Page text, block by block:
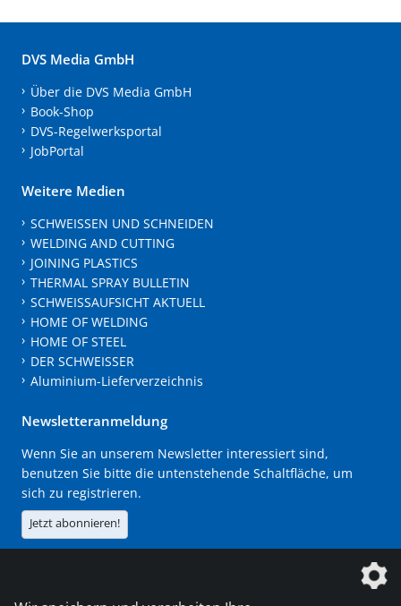
DVS Media GmbH
Über die DVS Media GmbH
Book-Shop
DVS-Regelwerksportal
JobPortal
Weitere Medien
SCHWEISSEN UND SCHNEIDEN
WELDING AND CUTTING
JOINING PLASTICS
THERMAL SPRAY BULLETIN
SCHWEISSAUFSICHT AKTUELL
HOME OF WELDING
HOME OF STEEL
DER SCHWEISSER
Aluminium-Lieferverzeichnis
Newsletteranmeldung
Wenn Sie an unserem Newsletter interessiert sind,
benutzen Sie bitte die untenstehende Schaltfläche, um
sich zu registrieren.
Jetzt abonnieren!